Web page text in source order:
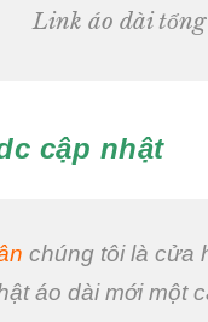
Link áo dài
cập nhật
chúng tôi là cửa
áo dài mới một